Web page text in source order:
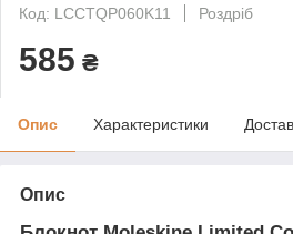
Код: LCCTQP060K11
Роздріб
585 ₴
Опис Характеристики
Опис